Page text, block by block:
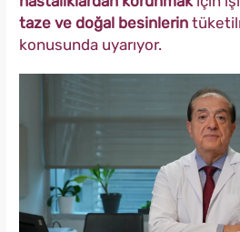
taze ve doğal besinlerin
konusunda uyarıyor.